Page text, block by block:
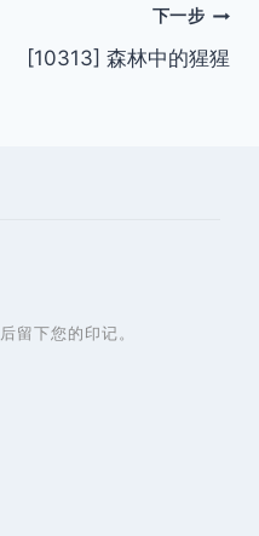
下一步
[10313] 森林中的猩猩
后留下您的印记。